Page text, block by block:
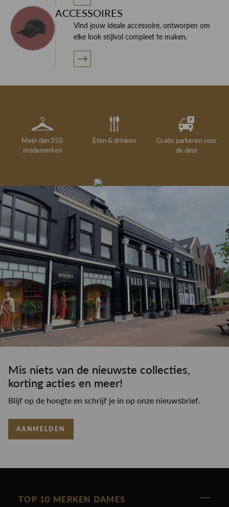
ACCESSOIRES
Vind jouw ideale accessoire, ontworpen om
elke look stijlvol compleet te maken.
Meer dan 350
modemerken
Eten & drinken
Gratis parkeren voor
de deur
drankje
Gratis retourneren in
de winkel
Deskundig
kledingadvies
winkeloppervlak
Mis niets van de nieuwste collecties,
korting acties en meer!
Blijf op de hoogte en schrijf je in op onze nieuwsbrief.
AANMELDEN
TOP 10 MERKEN DAMES